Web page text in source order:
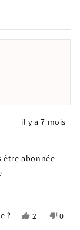
il y a 7 mois
être abonnée
?
Oui,
2
Non,
0